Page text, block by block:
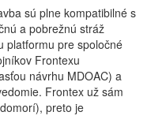
sú plne kompatibilné s
a pobrežnú stráž
platformu pre spoločné
Frontexu
návrhu MDOAC) a
Frontex už sám
preto je